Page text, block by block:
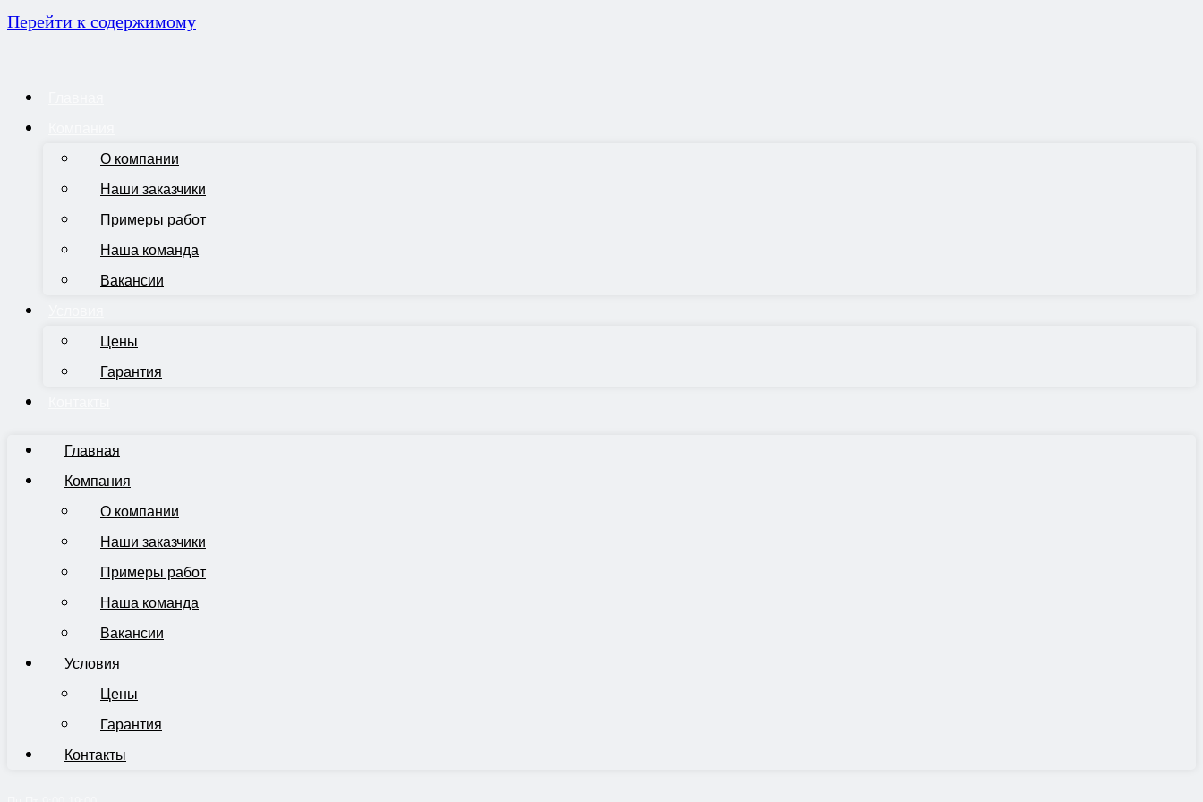
Перейти к содержимому
О компании
Наши заказчики
Примеры работ
Наша команда
Вакансии
Цены
Гарантия
Главная
Компания
О компании
Наши заказчики
Примеры работ
Наша команда
Вакансии
Условия
Цены
Гарантия
Контакты